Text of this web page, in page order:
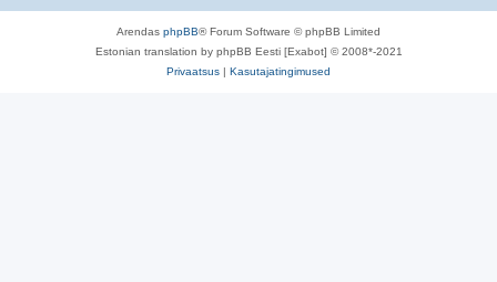
Arendas phpBB® Forum Software © phpBB Limited
Estonian translation by phpBB Eesti [Exabot] © 2008*-2021
Privaatsus | Kasutajatingimused